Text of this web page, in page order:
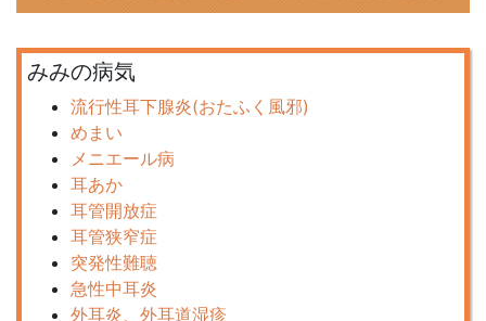
みみの病気
流行性耳下腺炎(おたふく風邪)
めまい
メニエール病
耳あか
耳管開放症
耳管狭窄症
突発性難聴
急性中耳炎
外耳炎、外耳道湿疹